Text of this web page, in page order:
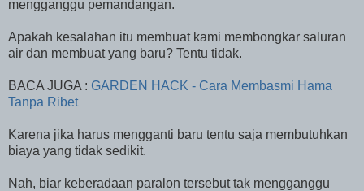
mengganggu pemandangan.
Apakah kesalahan itu membuat kami membongkar saluran
air dan membuat yang baru? Tentu tidak.
BACA JUGA : GARDEN HACK - Cara Membasmi Hama
Tanpa Ribet
Karena jika harus mengganti baru tentu saja membutuhkan
biaya yang tidak sedikit.
Nah, biar keberadaan paralon tersebut tak mengganggu